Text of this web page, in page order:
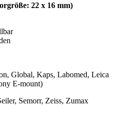
22 x 16 mm)
Global, Kaps, Labomed, Leica
E-mount)
Semorr, Zeiss, Zumax